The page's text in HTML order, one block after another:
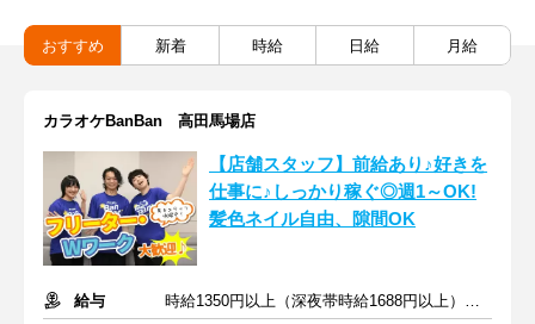
おすすめ 新着 時給 日給 月給
カラオケBanBan 高田馬場店
【店舗スタッフ】前給あり♪好きを
仕事に♪しっかり稼ぐ◎週1～OK!
髪色ネイル自由、隙間OK
給与
時給1350円以上（深夜帯時給1688円以上） ＋交通費支給